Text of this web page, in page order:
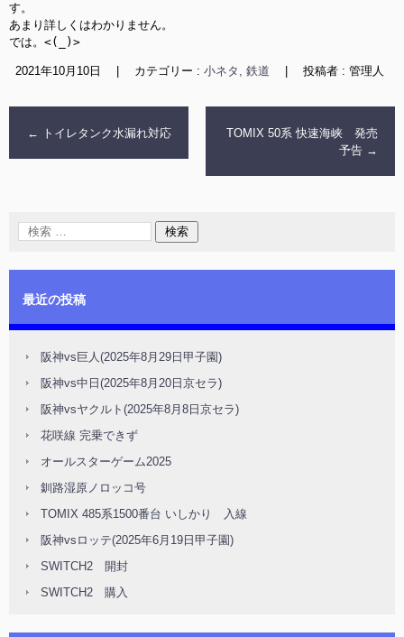
す。
あまり詳しくはわかりません。
では。<(_)>
2021年10月10日 カテゴリー : 小ネタ, 鉄道 投稿者 : 管理人
← トイレタンク水漏れ対応
TOMIX 50系 快速海峡 発売
予告 →
最近の投稿
阪神vs巨人(2025年8月29日甲子園)
阪神vs中日(2025年8月20日京セラ)
阪神vsヤクルト(2025年8月8日京セラ)
花咲線 完乗できず
オールスターゲーム2025
釧路湿原ノロッコ号
TOMIX 485系1500番台 いしかり 入線
阪神vsロッテ(2025年6月19日甲子園)
SWITCH2 開封
SWITCH2 購入